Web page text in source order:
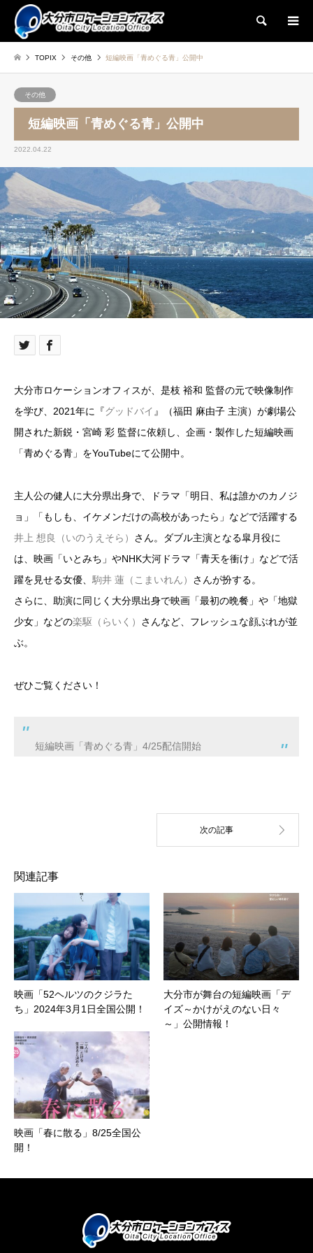
検索
TOPIX その他 短編映画「青めぐる青」公開中
その他
短編映画「青めぐる青」公開中
2022.04.22
大分市ロケーションオフィスが、是枝 裕和 監督の元で映像制作
を学び、2021年に『グッドバイ 』（福田 麻由子 主演）が劇場公
開された新鋭・宮崎 彩 監督に依頼し、企画・製作した短編映画
「青めぐる青」をYouTubeにて公開中。
主人公の健人に大分県出身で、ドラマ「明日、私は誰かのカノジ
ョ」「もしも、イケメンだけの高校があったら」などで活躍する
井上 想良（いのうえそら） さん。ダブル主演となる皐月役に
は、映画「いとみち」やNHK大河ドラマ「青天を衝け」などで活
躍を見せる女優、 駒井 蓮（こまいれん） さんが扮する。
さらに、助演に同じく大分県出身で映画「最初の晩餐」や「地獄
少女」などの楽駆（らいく） さんなど、フレッシュな顔ぶれが並
ぶ。
ぜひご覧ください！
短編映画「青めぐる青」4/25配信開始
関連記事
映画「52ヘルツのクジラた
ち」2024年3月1日全国公開！
大分市が舞台の短編映画「デ
イズ～かけがえのない日々
～」公開情報！
映画「春に散る」8/25全国公
開！